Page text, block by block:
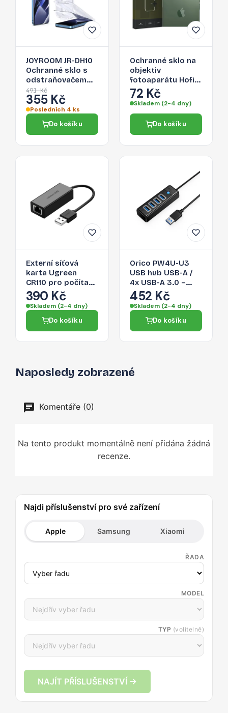
JOYROOM JR-DH10
Ochranné sklo s
odstraňovačem
prachu 2.5D FULL-
COVER 0.33mm
pro iPhone 14 Pro,
montážní rámeček
491 Kč
355 Kč
Posledních 4 ks
Do košíku
Ochranné sklo na
objektiv
fotoaparátu Hofi
Cam Pro+ Apple
iPhone 14 Pro/14
Pro Max - čiré
72 Kč
Skladem (2-4 dny)
Do košíku
Externí síťová
karta Ugreen
CR110 pro počítač
a chytrý telefon -
černá
390 Kč
Skladem (2-4 dny)
Do košíku
Orico PW4U-U3
USB hub USB-A /
4x USB-A 3.0 –
černá
452 Kč
Skladem (2-4 dny)
Do košíku
Naposledy zobrazené
Komentáře (0)
Na tento produkt momentálně není přidána žádná
recenze.
Najdi příslušenství pro své zařízení
Apple Samsung Xiaomi
ŘADA
MODEL
TYP (volitelně)
NAJÍT PŘÍSLUŠENSTVÍ →